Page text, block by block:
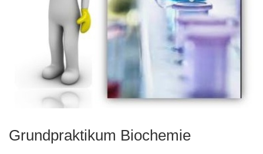
Grundpraktikum Biochemie